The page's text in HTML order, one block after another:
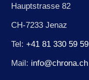
Hauptstrasse 82
CH-7233 Jenaz
Tel:+41 81 330 59 59
Mail: info@chrona.ch